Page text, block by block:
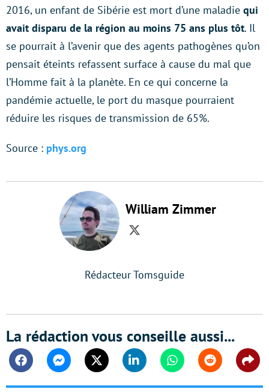
2016, un enfant de Sibérie est mort d’une maladie qui
avait disparu de la région au moins 75 ans plus tôt. Il
se pourrait à l’avenir que des agents pathogènes qu’on
pensait éteints refassent surface à cause du mal que
l’Homme fait à la planète. En ce qui concerne la
pandémie actuelle, le port du masque pourraient
réduire les risques de transmission de 65%.
Source : phys.org
William Zimmer
Twitter
Rédacteur Tomsguide
La rédaction vous conseille aussi...
FacebookMessengerTwitter Linkedin WhatsappReddit